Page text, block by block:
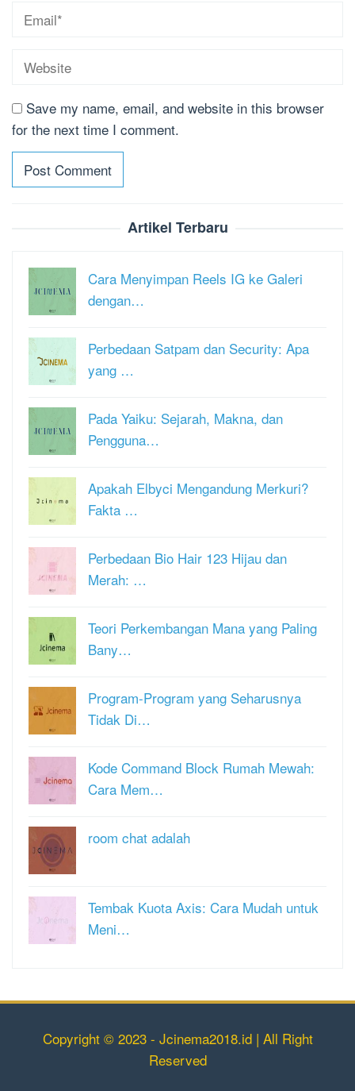
Save my name, email, and website in this browser
for the next time I comment.
Artikel Terbaru
Cara Menyimpan Reels IG ke Galeri
dengan…
Perbedaan Satpam dan Security: Apa
yang …
Pada Yaiku: Sejarah, Makna, dan
Pengguna…
Apakah Elbyci Mengandung Merkuri?
Fakta …
Perbedaan Bio Hair 123 Hijau dan
Merah: …
Teori Perkembangan Mana yang Paling
Bany…
Program-Program yang Seharusnya
Tidak Di…
Kode Command Block Rumah Mewah:
Cara Mem…
room chat adalah
Tembak Kuota Axis: Cara Mudah untuk
Meni…
Copyright © 2023 - Jcinema2018.id | All Right
Reserved